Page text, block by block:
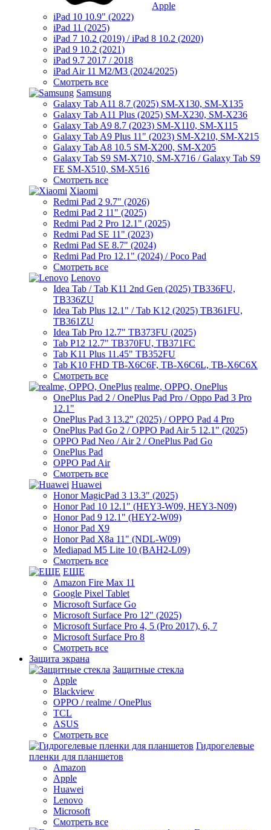
Apple
iPad 10 10.9" (2022)
iPad 11 (2025)
iPad 7 10.2 (2019) / iPad 8 10.2 (2020)
iPad 9 10.2 (2021)
iPad 9.7 2017 / 2018
iPad Air 11 M2/M3 (2024/2025)
Смотреть все
Samsung
Galaxy Tab A11 8.7 (2025) SM-X130, SM-X135
Galaxy Tab A11 Plus (2025) SM-X230, SM-X236
Galaxy Tab A9 8.7 (2023) SM-X110, SM-X115
Galaxy Tab A9 Plus 11" (2023) SM-X210, SM-X215
Galaxy Tab A8 10.5 SM-X200, SM-X205
Galaxy Tab S9 SM-X710, SM-X716 / Galaxy Tab S9
FE SM-X510, SM-X516
Смотреть все
Xiaomi
Redmi Pad 2 9.7" (2026)
Redmi Pad 2 11" (2025)
Redmi Pad 2 Pro 12.1" (2025)
Redmi Pad SE 11" (2023)
Redmi Pad SE 8.7" (2024)
Redmi Pad Pro 12.1" (2024) / Poco Pad
Смотреть все
Lenovo
Idea Tab / Tab K11 2nd Gen (2025) TB336FU,
TB336ZU
Idea Tab Plus 12.1" / Tab K12 (2025) TB361FU,
TB361ZU
Idea Tab Pro 12.7" TB373FU (2025)
Tab P12 12.7" TB370FU, TB371FC
Tab K11 Plus 11.45" TB352FU
Tab K10 FHD TB-X6C6F, TB-X6C6L, TB-X6C6X
Смотреть все
realme, OPPO, OnePlus
OnePlus Pad 2 / OnePlus Pad Pro / Oppo Pad 3 Pro
12.1"
OnePlus Pad 3 13.2" (2025) / OPPO Pad 4 Pro
OnePlus Pad Go 2 / OPPO Pad Air 5 12.1" (2025)
OPPO Pad Neo / Air 2 / OnePlus Pad Go
OnePlus Pad
OPPO Pad Air
Смотреть все
Huawei
Honor MagicPad 3 13.3" (2025)
Honor Pad 10 12.1" (HEY3-W09, HEY3-N09)
Honor Pad 9 12.1" (HEY2-W09)
Honor Pad X9
Honor Pad X8a 11" (NDL-W09)
Mediapad M5 Lite 10 (BAH2-L09)
Смотреть все
ЕЩЕ
Amazon Fire Max 11
Google Pixel Tablet
Microsoft Surface Go
Microsoft Surface Pro 12" (2025)
Microsoft Surface Pro 4, 5 (Pro 2017), 6, 7
Microsoft Surface Pro 8
Смотреть все
Защита экрана
Защитные стекла
Apple
Blackview
OPPO / realme / OnePlus
TCL
ASUS
Смотреть все
Гидрогелевые
пленки для планшетов
Amazon
Apple
Huawei
Lenovo
Microsoft
Смотреть все